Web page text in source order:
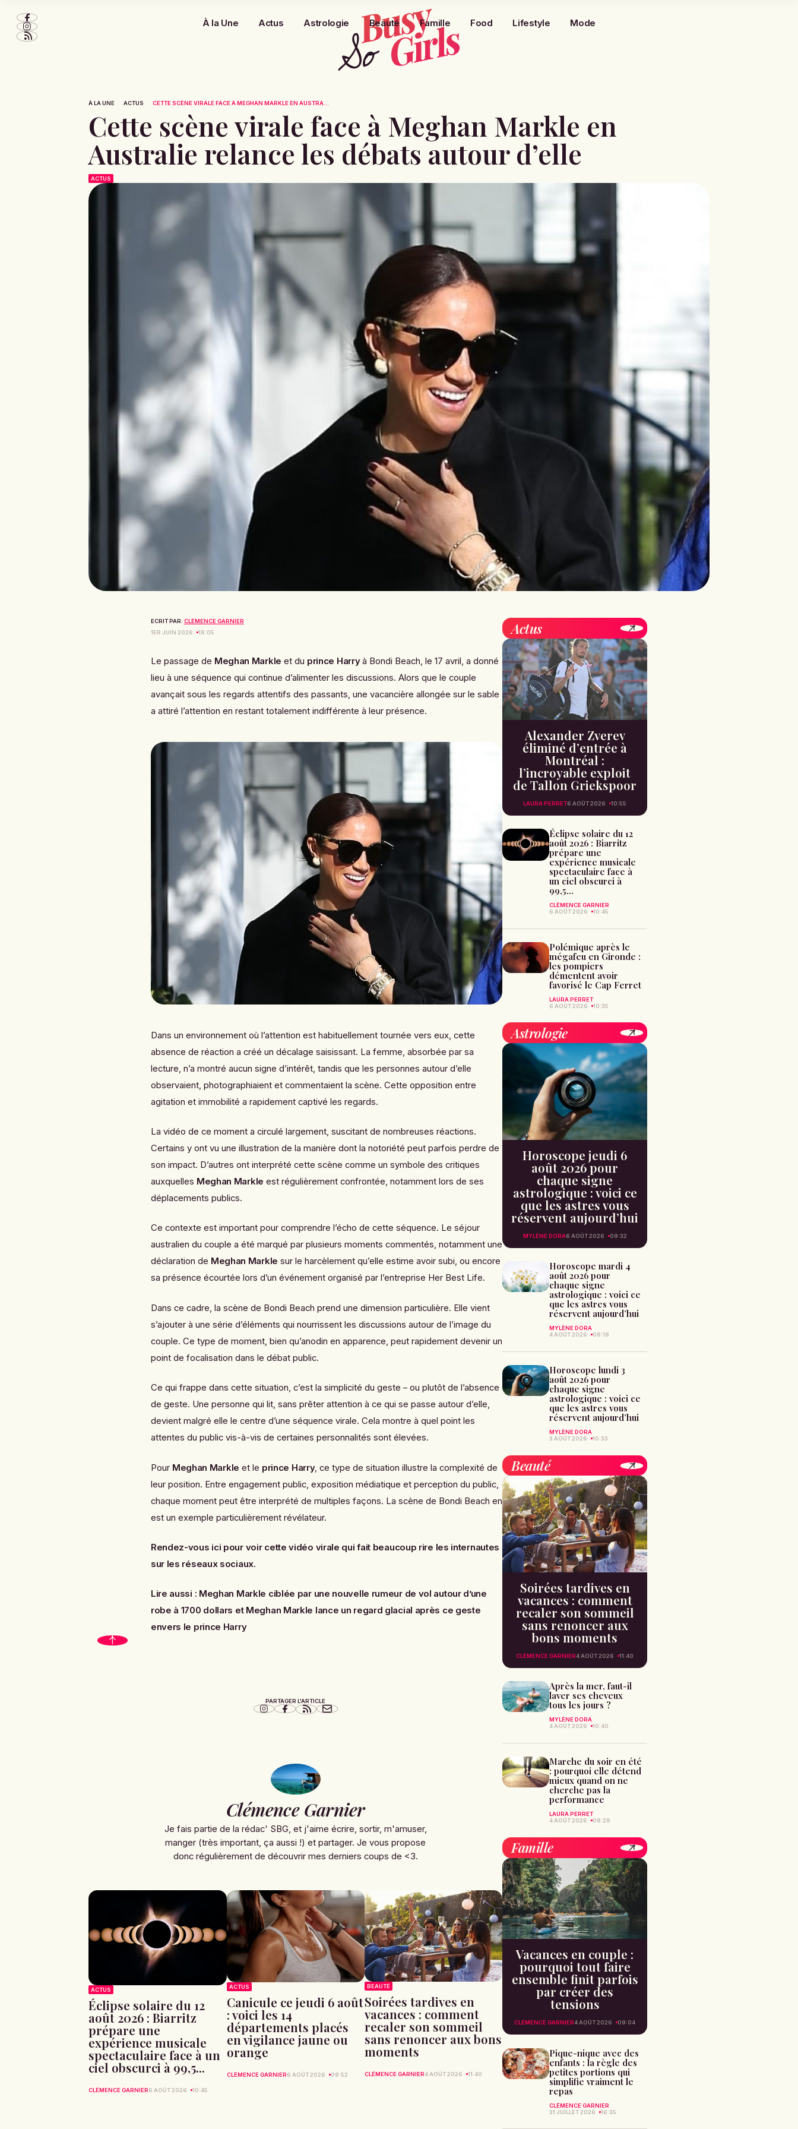
À la Une Actus Astrologie Beauté Famille Food Lifestyle Mode
À LA UNE ACTUS CETTE SCÈNE VIRALE FACE À MEGHAN MARKLE EN AUSTRA...
Cette scène virale face à Meghan Markle en
Australie relance les débats autour d’elle
ACTUS
ECRIT PAR: CLÉMENCE GARNIER
1ER JUIN 2026
18:05
Le passage de Meghan Markle et du prince Harryà Bondi Beach, le 17 avril, a donné
lieu à une séquence qui continue d’alimenter les discussions. Alors que le couple
avançait sous les regards attentifs des passants, une vacancière allongée sur le sable
a attiré l’attention en restant totalement indifférente à leur présence.
Dans un environnement où l’attention est habituellement tournée vers eux, cette
absence de réaction a créé un décalage saisissant. La femme, absorbée par sa
lecture, n’a montré aucun signe d’intérêt, tandis que les personnes autour d’elle
observaient, photographiaient et commentaient la scène. Cette opposition entre
agitation et immobilité a rapidement captivé les regards.
La vidéo de ce moment a circulé largement, suscitant de nombreuses réactions.
Certains y ont vu une illustration de la manière dont la notoriété peut parfois perdre de
son impact. D’autres ont interprété cette scène comme un symbole des critiques
auxquelles Meghan Markle est régulièrement confrontée, notamment lors de ses
déplacements publics.
Ce contexte est important pour comprendre l’écho de cette séquence. Le séjour
australien du couple a été marqué par plusieurs moments commentés, notamment une
déclaration de Meghan Markle sur le harcèlement qu’elle estime avoir subi, ou encore
sa présence écourtée lors d’un événement organisé par l’entreprise Her Best Life.
Dans ce cadre, la scène de Bondi Beach prend une dimension particulière. Elle vient
s’ajouter à une série d’éléments qui nourrissent les discussions autour de l’image du
couple. Ce type de moment, bien qu’anodin en apparence, peut rapidement devenir un
point de focalisation dans le débat public.
Ce qui frappe dans cette situation, c’est la simplicité du geste – ou plutôt de l’absence
de geste. Une personne qui lit, sans prêter attention à ce qui se passe autour d’elle,
devient malgré elle le centre d’une séquence virale. Cela montre à quel point les
attentes du public vis-à-vis de certaines personnalités sont élevées.
Pour Meghan Markle et le prince Harry, ce type de situation illustre la complexité de
leur position. Entre engagement public, exposition médiatique et perception du public,
chaque moment peut être interprété de multiples façons. La scène de Bondi Beach en
est un exemple particulièrement révélateur.
Rendez-vous ici pour voir cette vidéo virale qui fait beaucoup rire les internautes
sur les réseaux sociaux.
Lire aussi : Meghan Markle ciblée par une nouvelle rumeur de vol autour d’une
robe à 1700 dollars et Meghan Markle lance un regard glacial après ce geste
envers le prince Harry
PARTAGER L'ARTICLE
Clémence Garnier
Je fais partie de la rédac' SBG, et j'aime écrire, sortir, m'amuser,
manger (très important, ça aussi !) et partager. Je vous propose
donc régulièrement de découvrir mes derniers coups de <3.
ACTUS
Éclipse solaire du 12
août 2026 : Biarritz
prépare une
expérience musicale
spectaculaire face à un
ciel obscurci à 99,5...
CLÉMENCE GARNIER6 AOÛT 2026 10:45
ACTUS
Canicule ce jeudi 6 août
: voici les 14
départements placés
en vigilance jaune ou
orange
CLÉMENCE GARNIER6 AOÛT 2026 09:52
BEAUTÉ
Soirées tardives en
vacances : comment
recaler son sommeil
sans renoncer aux bons
moments
CLÉMENCE GARNIER4 AOÛT 2026 11:40
Actus
Alexander Zverev
éliminé d’entrée à
Montréal :
l’incroyable exploit
de Tallon Griekspoor
LAURA PERRET6 AOÛT 2026 10:55
Éclipse solaire du 12
août 2026 : Biarritz
prépare une
expérience musicale
spectaculaire face à
un ciel obscurci à
99,5...
CLÉMENCE GARNIER
6 AOÛT 2026
10:45
Polémique après le
mégafeu en Gironde :
les pompiers
démentent avoir
favorisé le Cap Ferret
LAURA PERRET
6 AOÛT 2026
10:35
Astrologie
Horoscope jeudi 6
août 2026 pour
chaque signe
astrologique : voici ce
que les astres vous
réservent aujourd’hui
MYLÈNE DORA6 AOÛT 2026 09:32
Horoscope mardi 4
août 2026 pour
chaque signe
astrologique : voici ce
que les astres vous
réservent aujourd’hui
MYLÈNE DORA
4 AOÛT 2026
08:18
Horoscope lundi 3
août 2026 pour
chaque signe
astrologique : voici ce
que les astres vous
réservent aujourd’hui
MYLÈNE DORA
3 AOÛT 2026
10:33
Beauté
Soirées tardives en
vacances : comment
recaler son sommeil
sans renoncer aux
bons moments
CLÉMENCE GARNIER4 AOÛT 2026 11:40
Après la mer, faut-il
laver ses cheveux
tous les jours ?
MYLÈNE DORA
4 AOÛT 2026
10:40
Marche du soir en été
: pourquoi elle détend
mieux quand on ne
cherche pas la
performance
LAURA PERRET
4 AOÛT 2026
09:28
Famille
Vacances en couple :
pourquoi tout faire
ensemble finit parfois
par créer des
tensions
CLÉMENCE GARNIER4 AOÛT 2026 09:04
Pique-nique avec des
enfants : la règle des
petites portions qui
simplifie vraiment le
repas
CLÉMENCE GARNIER
31 JUILLET 2026
16:35